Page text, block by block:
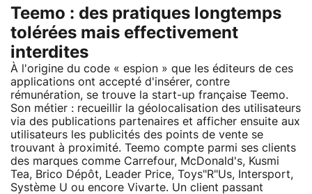
Teemo : des pratiques longtemps
tolérées mais effectivement
interdites
À l'origine du code « espion » que les éditeurs de ces
applications ont accepté d'insérer, contre
rémunération, se trouve la start-up française Teemo.
Son métier : recueillir la géolocalisation des utilisateurs
via des publications partenaires et afficher ensuite aux
utilisateurs les publicités des points de vente se
trouvant à proximité. Teemo compte parmi ses clients
des marques comme Carrefour, McDonald's, Kusmi
Tea, Brico Dépôt, Leader Price, Toys"R"Us, Intersport,
Système U ou encore Vivarte. Un client passant